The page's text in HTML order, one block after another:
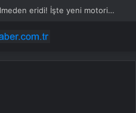
3 liralık indirim pompaya gelmeden eridi! İşte yeni motorin fiyatı